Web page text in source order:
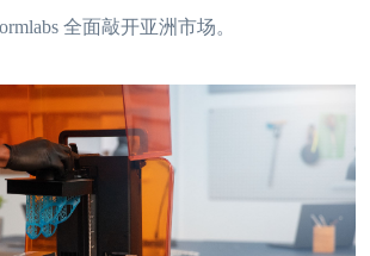
全面敲开亚洲市场。